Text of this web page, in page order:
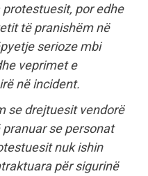
por edhe
të pranishëm në
serioze mbi
veprimet e
në incident.
se drejtuesit vendorë
se personat
nuk ishin
për sigurinë